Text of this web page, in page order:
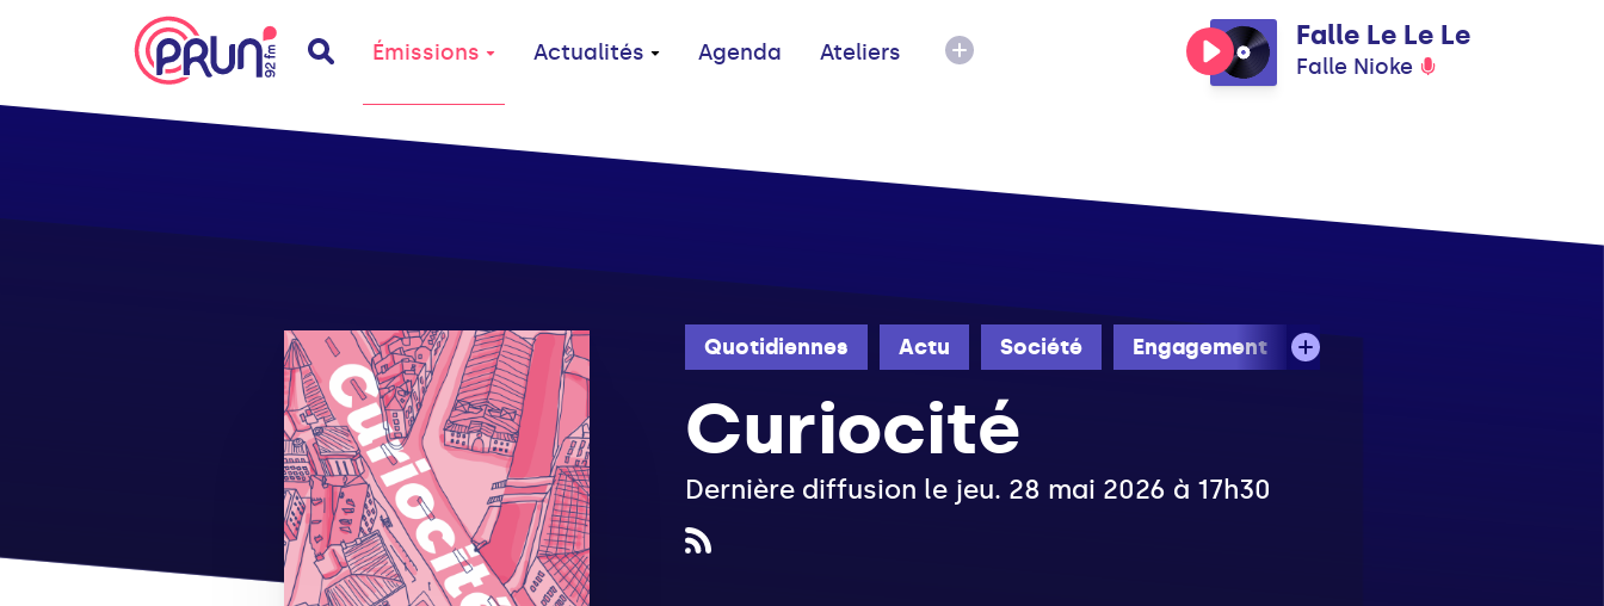
Émissions Actualités Agenda Ateliers
Falle Le Le Le
Falle Nioke
Quotidiennes Actu Société Engagement
Curiocité
Dernière diffusion le jeu. 28 mai 2026 à 17h30